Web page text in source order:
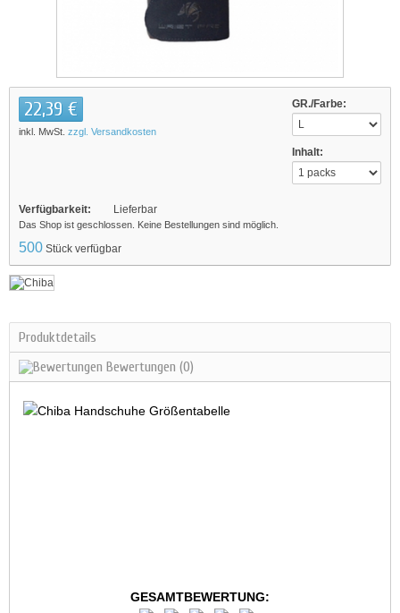
GR./Farbe:
Inhalt:
22,39 €
inkl. MwSt. zzgl. Versandkosten
Verfügbarkeit: Lieferbar
Das Shop ist geschlossen. Keine Bestellungen sind möglich.
500 Stück verfügbar
Produktdetails
Bewertungen (0)
GESAMTBEWERTUNG: